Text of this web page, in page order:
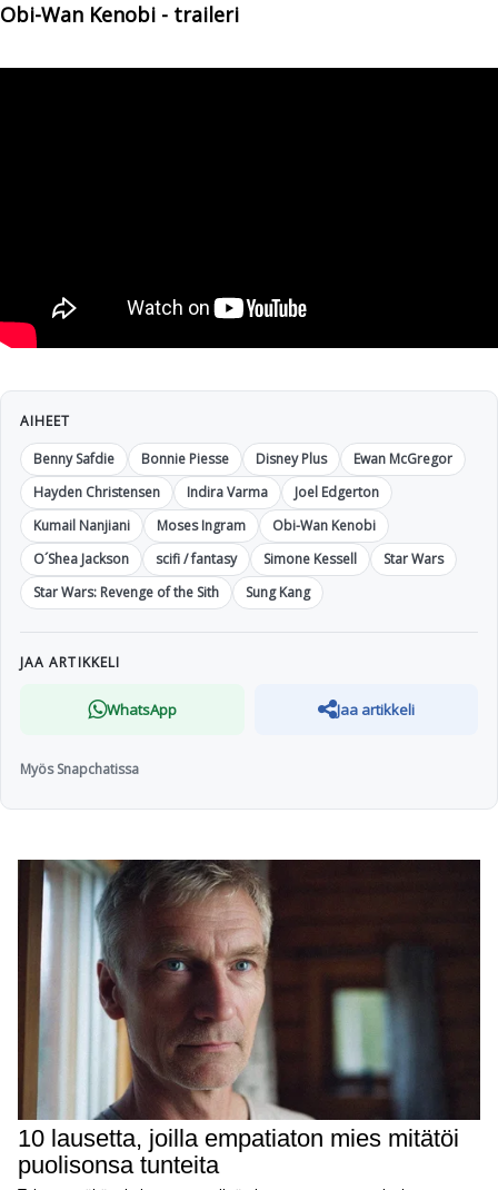
Obi-Wan Kenobi - traileri
AIHEET
Benny Safdie
Bonnie Piesse Disney Plus
Ewan McGregor
Hayden Christensen
Indira Varma
Joel Edgerton
Kumail Nanjiani
Moses Ingram
Obi-Wan Kenobi
O´Shea Jackson
scifi / fantasy Simone Kessell
Star Wars
Star Wars: Revenge of the Sith
Sung Kang
JAA ARTIKKELI
WhatsApp Jaa artikkeli
Myös Snapchatissa